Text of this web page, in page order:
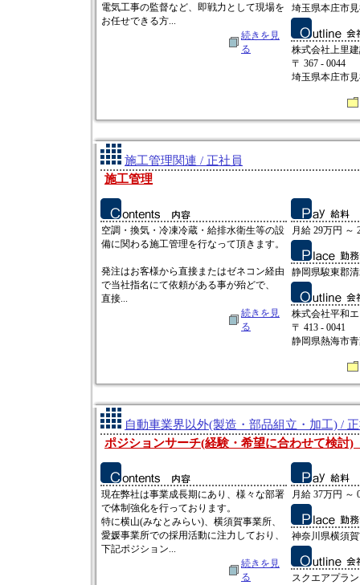
電気工事の監督など、即戦力として現場を
お任せできる方...
続きを見
る
埼玉県本庄市
株式会社上里
〒 367 - 0044
埼玉県本庄市
施工管理関連 / 正社員
施工管理
空調・換気・冷凍冷蔵・給排水衛生等の設
備に関わる施工管理を行なって頂きます。
発注はお客様から直接またはゼネコン経由
で当社指名にて依頼がある事が殆どで、
直接...
続きを見
る
月給 29万円 ～
静岡県駿東郡
株式会社平和
〒 413 - 0041
静岡県熱海市
自動車業界以外(製造・部品組立・加工) /
ポジションサーチ(経験・希望に合わせて検討
現在弊社は事業成長期にあり、様々な部署
で体制強化を行っております。
特に横山(みなとみらい)、横須賀事業所、
愛媛事業所での採用活動に注力しており、
下記ポジション...
続きを見
る
月給 37万円 ～
神奈川県横須
スクエアプラ